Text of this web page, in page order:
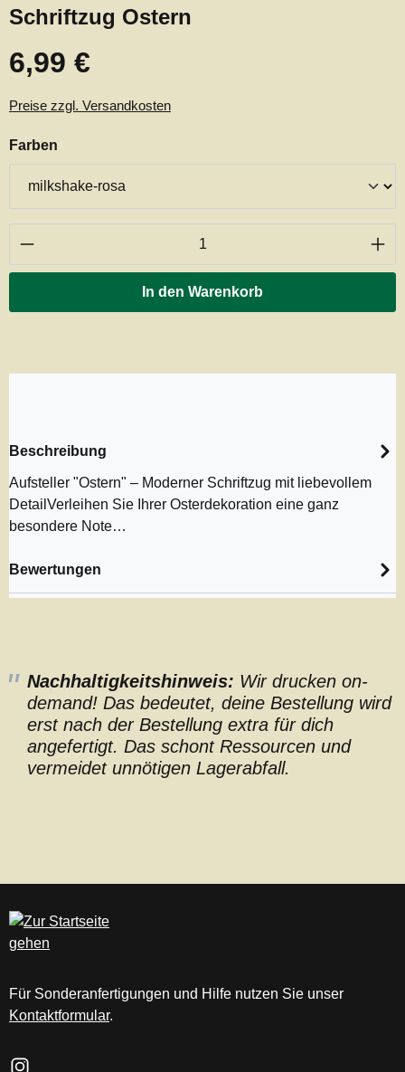
Schriftzug Ostern
Regulärer Preis:
6,99 €
Preise zzgl. Versandkosten
Farben
Produkt Anzahl: Gib den gewünschten
In den Warenkorb
Beschreibung
Aufsteller "Ostern" – Moderner Schriftzug mit liebevollem
DetailVerleihen Sie Ihrer Osterdekoration eine ganz
besondere Note…
Bewertungen
Nachhaltigkeitshinweis: Wir drucken on-
demand! Das bedeutet, deine Bestellung wird
erst nach der Bestellung extra für dich
angefertigt. Das schont Ressourcen und
vermeidet unnötigen Lagerabfall.
Für Sonderanfertigungen und Hilfe nutzen Sie unser
Kontaktformular.
Schau auf Instagram vorbei – öffnet in neuem Tab (externer